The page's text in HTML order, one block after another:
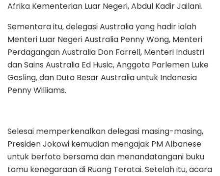
Afrika Kementerian Luar Negeri, Abdul Kadir Jailani.
Sementara itu, delegasi Australia yang hadir ialah
Menteri Luar Negeri Australia Penny Wong, Menteri
Perdagangan Australia Don Farrell, Menteri Industri
dan Sains Australia Ed Husic, Anggota Parlemen Luke
Gosling, dan Duta Besar Australia untuk Indonesia
Penny Williams.
Selesai memperkenalkan delegasi masing-masing,
Presiden Jokowi kemudian mengajak PM Albanese
untuk berfoto bersama dan menandatangani buku
tamu kenegaraan di Ruang Teratai. Setelah itu, acara